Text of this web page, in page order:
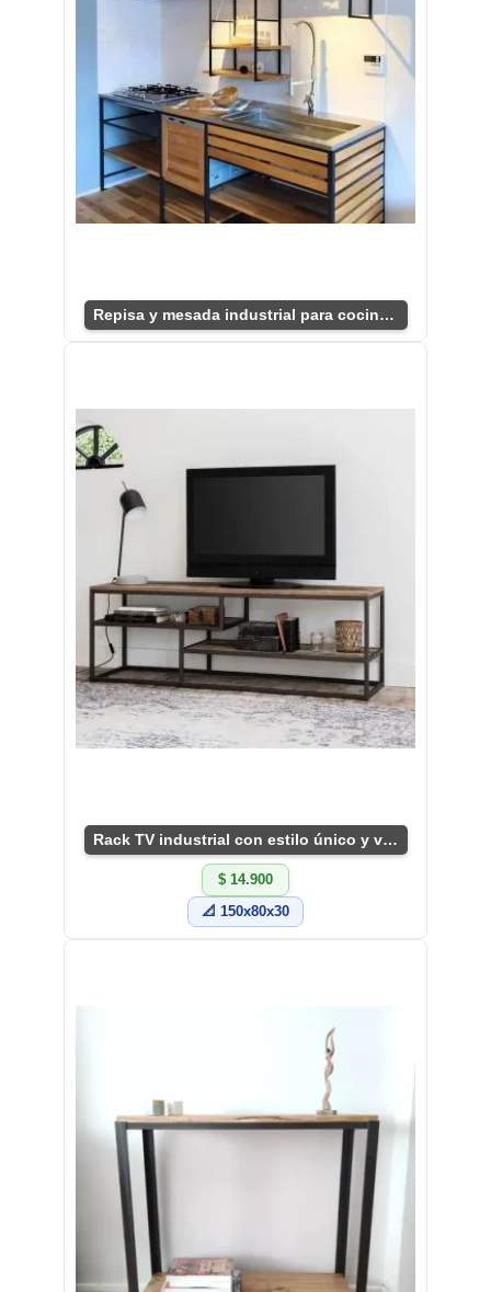
Repisa y mesada industrial para cocina compacta
Rack TV industrial con estilo único y versátil
$ 14.900
📐 150x80x30